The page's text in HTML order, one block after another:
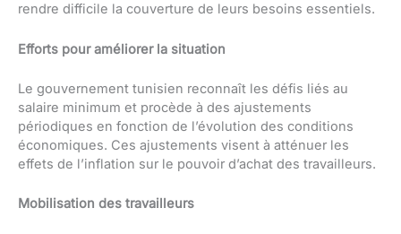
rendre difficile la couverture de leurs besoins essentiels.
Efforts pour améliorer la situation
Le gouvernement tunisien reconnaît les défis liés au
salaire minimum et procède à des ajustements
périodiques en fonction de l’évolution des conditions
économiques. Ces ajustements visent à atténuer les
effets de l’inflation sur le pouvoir d’achat des travailleurs.
Mobilisation des travailleurs